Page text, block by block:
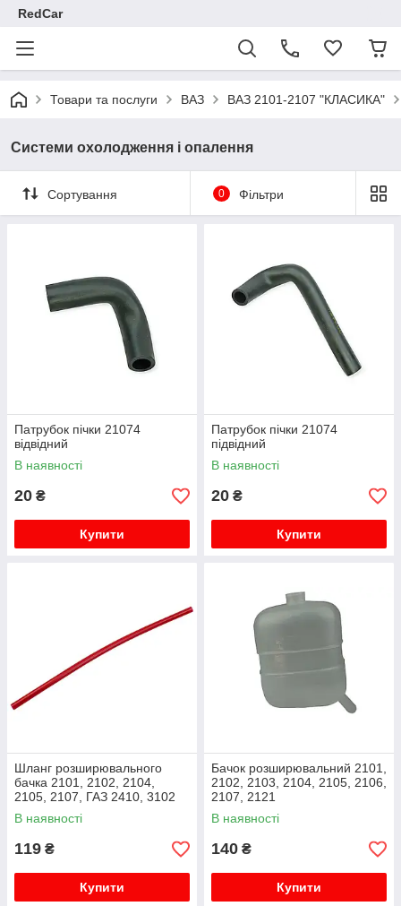
RedCar
Товари та послуги ВАЗ ВАЗ 2101-2107 "КЛАСИКА"
Системи охолодження і опалення
Сортування 0 Фільтри
Патрубок пічки 21074
відвідний
В наявності
20 ₴
Купити
Патрубок пічки 21074
підвідний
В наявності
20 ₴
Купити
Шланг розширювального
бачка 2101, 2102, 2104,
2105, 2107, ГАЗ 2410, 3102
(550 мм)
В наявності
119 ₴
Купити
Бачок розширювальний 2101,
2102, 2103, 2104, 2105, 2106,
2107, 2121
В наявності
140 ₴
Купити